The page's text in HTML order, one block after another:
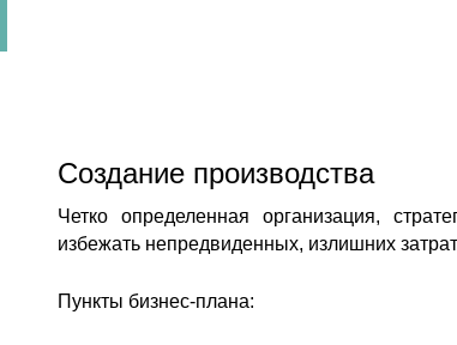
Создание производства
Четко определенная организация,
избежать непредвиденных, излишних
Пункты бизнес-плана: